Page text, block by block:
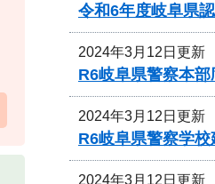
令和6年度岐阜県
2024年3月12日更新
R6岐阜県警察本
2024年3月12日更新
R6岐阜県警察学
2024年3月12日更新